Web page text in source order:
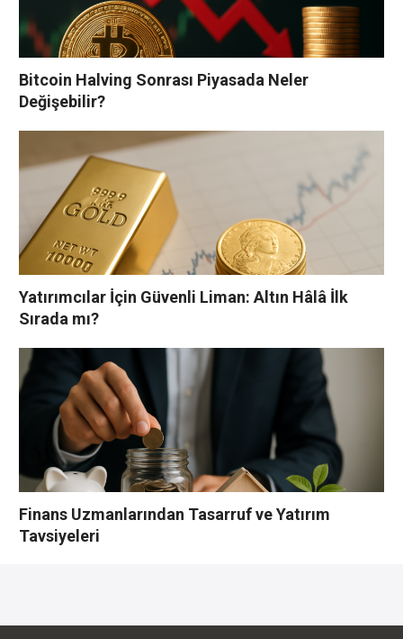
Bitcoin Halving Sonrası Piyasada Neler
Değişebilir?
Yatırımcılar İçin Güvenli Liman: Altın Hâlâ İlk
Sırada mı?
Finans Uzmanlarından Tasarruf ve Yatırım
Tavsiyeleri